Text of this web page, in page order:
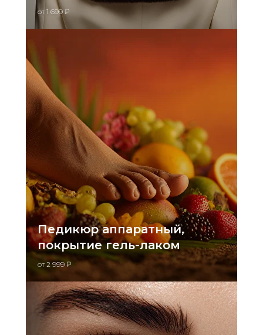
от 1 699 ₽
Педикюр аппаратный,
покрытие гель-лаком
от 2 999 ₽